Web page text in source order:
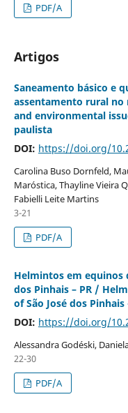
PDF/A
Artigos
Saneamento básico e
assentamento rural
and environmental
paulista
DOI: https://doi.org/
Carolina Buso Dornfeld,
Maróstica, Thayline Vieira
Fabielli Leite Martins
3-21
PDF/A
Helmintos em equinos
dos Pinhais – PR /
of São José dos Pinhais
DOI: https://doi.org/
Alessandra Godéski,
22-30
PDF/A